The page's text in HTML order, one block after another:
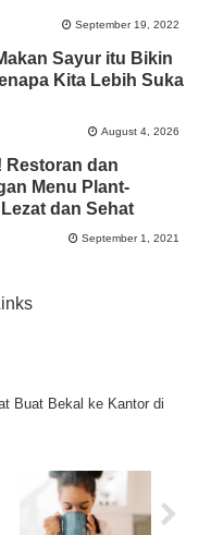
September 19, 2022
Sayur itu Bikin
Kita Lebih Suka
August 4, 2026
Restoran dan
Menu Plant-
dan Sehat
September 1, 2021
Buat Bekal ke Kantor di